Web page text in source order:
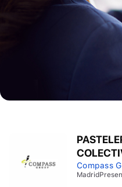
Compass
Madrid